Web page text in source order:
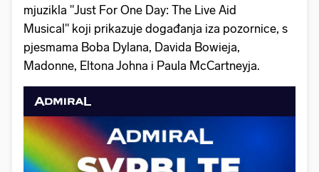
mjuzikla "Just For One Day: The Live Aid
Musical" koji prikazuje događanja iza pozornice, s
pjesmama Boba Dylana, Davida Bowieja,
Madonne, Eltona Johna i Paula McCartneyja.